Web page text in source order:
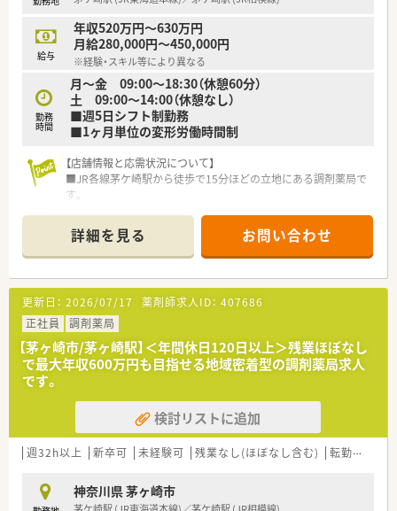
給与
年収520万円～630万円
月給280,000円～450,000円
※経験・スキル等により異なる
勤務
時間
月～金 09:00～18:30（休憩60分）
土 09:00～14:00（休憩なし）
■週5日シフト制勤務
■1ヶ月単位の変形労働時間制
【店舗情報と応需状況について】
■JR各線茅ケ崎駅から徒歩で15分ほどの立地にある調剤薬局で
す。
メインに応需しています。
■1日の処方箋応需枚数は約60枚であり、薬剤師は常時2名体制
を確保して業務にあたっています。
【法人特徴について】
■関東圏を中心に約100店舗を展開し、地域密着型の薬局運営を
行っている安定した企業です。
■風通しの良さを大切にし、社員一人ひとりの声に耳を傾ける柔
軟な社風を築いています。
■独立支援制度が非常に充実しており、ロイヤリティなしでの完
【勤務実態について】
■残業時間は月平均5時間以下と非常に少なく、プライベートの
時間も大切にできる環境です。
リをつけて勤務できます。
■有給休暇の取得率は向上傾向にあり、ラウンダー制度の導入で
詳細を見る お問い合わせ
更新日： 2026/07/17 薬剤師求人ID： 407686
正社員
調剤薬局
【茅ヶ崎市/茅ヶ崎駅】＜年間休日120日以上＞残業ほぼなし
で最大年収600万円も目指せる地域密着型の調剤薬局求人
です。
検討リストに追加
週32h以上 新卒可 未経験可 残業なし(ほぼなし含む) 転勤なし
神奈川県 茅ヶ崎市